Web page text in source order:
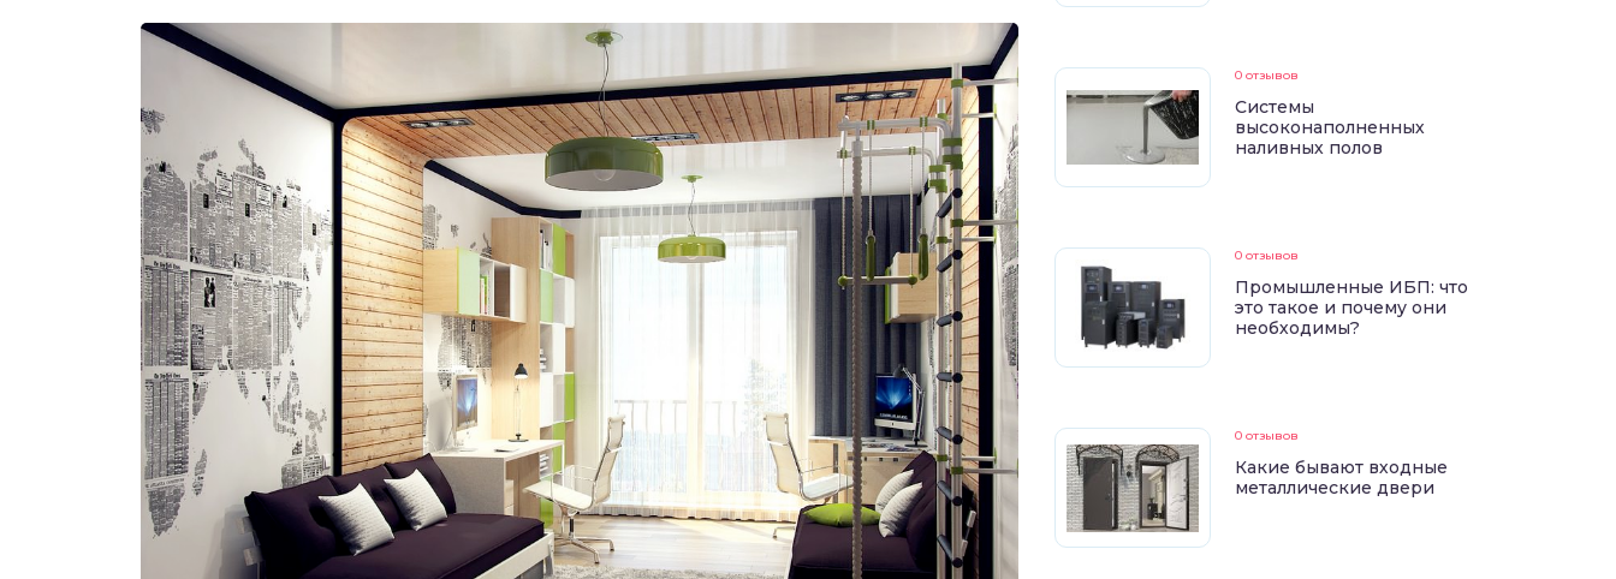
0 отзывов
Системы
высоконаполненных
наливных полов
0 отзывов
Промышленные ИБП: что
это такое и почему они
необходимы?
0 отзывов
Какие бывают входные
металлические двери